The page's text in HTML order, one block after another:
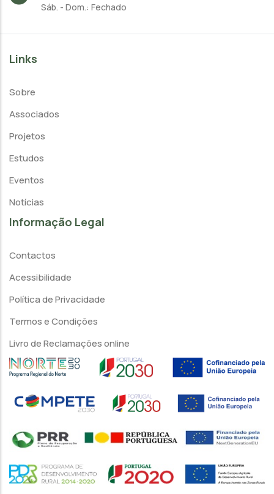
Sáb. - Dom.: Fechado
Links
Sobre
Associados
Projetos
Estudos
Eventos
Notícias
Informação Legal
Contactos
Acessibilidade
Política de Privacidade
Termos e Condições
Livro de Reclamações online